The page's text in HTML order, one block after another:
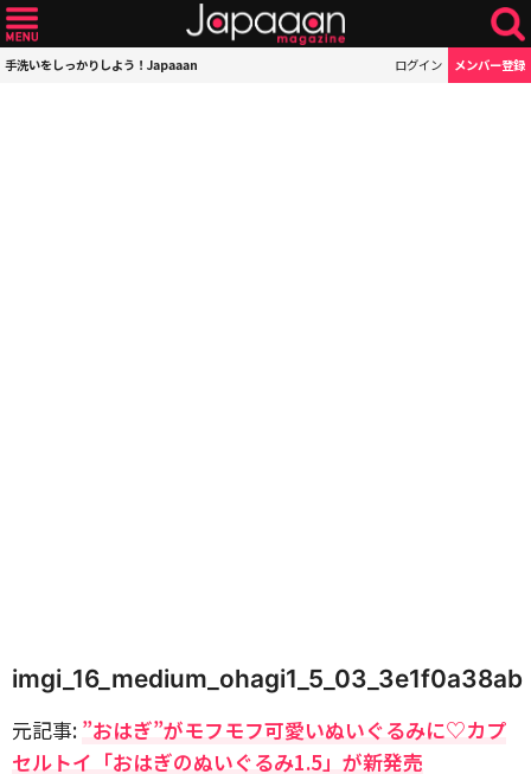
手洗いをしっかりしよう！Japaaan ログイン メンバー登録
imgi_16_medium_ohagi1_5_03_3e1f0a38ab
元記事: ”おはぎ”がモフモフ可愛いぬいぐるみに♡カプ
セルトイ「おはぎのぬいぐるみ1.5」が新発売